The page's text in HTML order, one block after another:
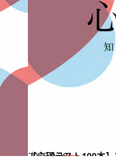
2025.9.28
【心理テスト100本
占い